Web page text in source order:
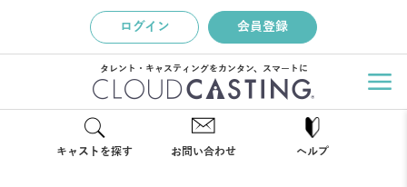
ログイン 会員登録
タレント・キャスティングをカンタン、スマートに
キャストを探す お問い合わせ ヘルプ